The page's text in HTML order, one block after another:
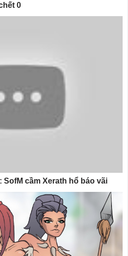
0
SofM cầm Xerath hổ báo vãi